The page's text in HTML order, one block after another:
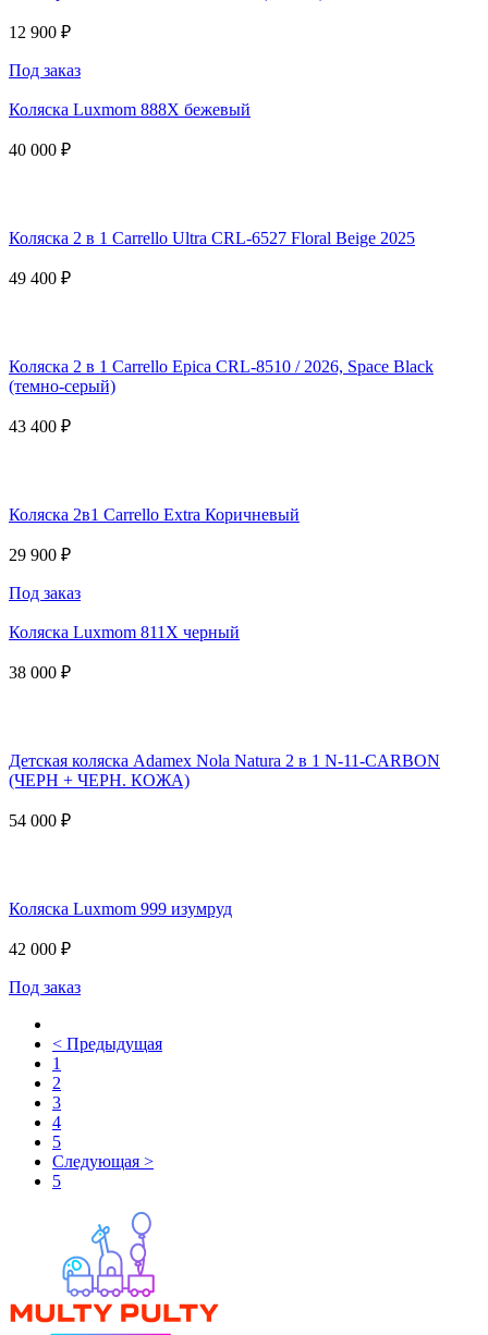
12 900 ₽
Под заказ
Коляска Luxmom 888X бежевый
40 000 ₽
Коляска 2 в 1 Carrello Ultra CRL-6527 Floral Beige 2025
49 400 ₽
Коляска 2 в 1 Carrello Epica CRL-8510 / 2026, Space Black
(темно-серый)
43 400 ₽
Коляска 2в1 Carrello Extra Коричневый
29 900 ₽
Под заказ
Коляска Luxmom 811X черный
38 000 ₽
Детская коляска Adamex Nola Natura 2 в 1 N-11-CARBON
(ЧЕРН + ЧЕРН. КОЖА)
54 000 ₽
Коляска Luxmom 999 изумруд
42 000 ₽
Под заказ
< Предыдущая
1
2
3
4
5
Следующая >
5